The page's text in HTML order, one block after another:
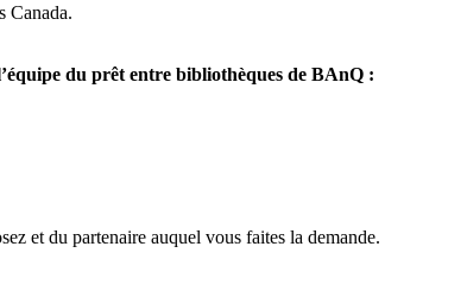
Canada.
du prêt entre bibliothèques de BAnQ :
et du partenaire auquel vous faites la demande.